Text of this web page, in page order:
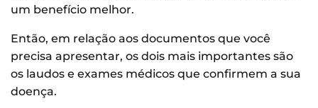
um benefício melhor.
Então, em relação aos documentos que você
precisa apresentar, os dois mais importantes são
os laudos e exames médicos que confirmem a sua
doença.